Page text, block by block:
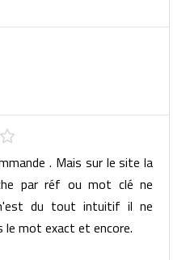
. Mais sur le site la
par réf ou mot clé ne
du tout intuitif il ne
le mot exact et encore.